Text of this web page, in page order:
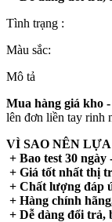
Tình trạng :
Màu sắc:
Mô tả
Mua hàng giá kho
lên đơn liền tay rinh
VÌ SAO NÊN
+ Bao test 30
+ Giá tốt nhất thị
+ Chất lượng đáp
+ Hàng chính
+ Dễ dàng đổi trả,